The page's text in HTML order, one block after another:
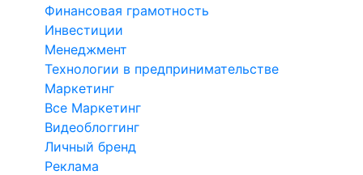
Финансовая грамотность
Инвестиции
Менеджмент
Технологии в предпринимательстве
Маркетинг
Все Маркетинг
Видеоблоггинг
Личный бренд
Реклама